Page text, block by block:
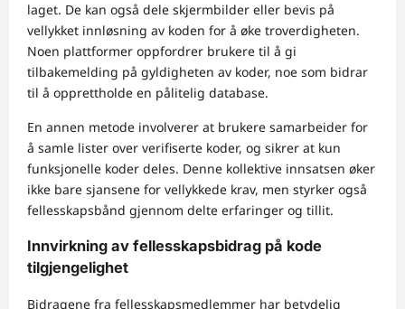
laget. De kan også dele skjermbilder eller bevis på
vellykket innløsning av koden for å øke troverdigheten.
Noen plattformer oppfordrer brukere til å gi
tilbakemelding på gyldigheten av koder, noe som bidrar
til å opprettholde en pålitelig database.
En annen metode involverer at brukere samarbeider for
å samle lister over verifiserte koder, og sikrer at kun
funksjonelle koder deles. Denne kollektive innsatsen øker
ikke bare sjansene for vellykkede krav, men styrker også
fellesskapsbånd gjennom delte erfaringer og tillit.
Innvirkning av fellesskapsbidrag på kode
tilgjengelighet
Bidragene fra fellesskapsmedlemmer har betydelig